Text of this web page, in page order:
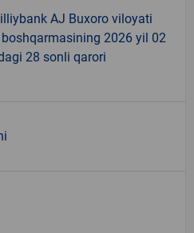
AJ Buxoro viloyati
2026 yil 02
28 sonli qarori